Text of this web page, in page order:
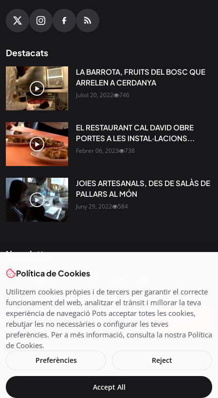
Destacats
LA BARROTA, FRUITS DEL BOSC QUE
ARRELEN A CERDANYA
Juliol 20, 2022 746
EL RESTAURANT CAL DAVID OBRE
PORTES A LES INSTAL·LACIONS...
Febrer 06, 2023 738
JOIES ARTESANALS, DES DE SALÀS DE
PALLARS AL MÓN
Juny 29, 2022 584
Newsletter
Tota l’actualitat, seleccionada i enviada directament al teu
que importa.
Subscriu-te
Avís legal i Política de Cookies
Política de Cookies
Utilitzem cookies pròpies i de tercers per garantir el correcte
funcionament del web, analitzar el trànsit i millorar la teva
experiència de navegació Pots acceptar totes les cookies,
rebutjar les no necessàries o configurar les teves
preferències. Per a més informació, consulta la nostra Política
de Cookies.
Preferències Reject
Accept All